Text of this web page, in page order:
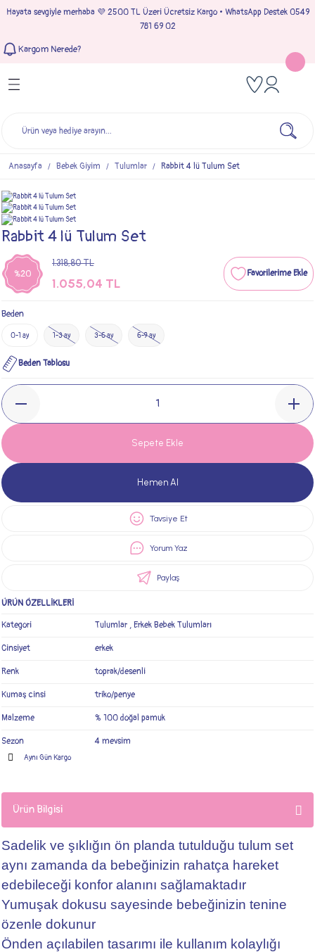
Hayata sevgiyle merhaba 💜 2500 TL Üzeri Ücretsiz Kargo • WhatsApp Destek 0549
781 69 02
Kargom Nerede?
Geri Dön
Geri Dön
Geri Dön
Geri Dön
Anasayfa Bebek Giyim Tulumlar Rabbit 4 lü Tulum Set
Rabbit 4 lü Tulum Set
%20
1.318,80 TL
1.055,04 TL
Beden
0-1 ay 1-3 ay 3-6 ay 6-9 ay
Beden Tablosu
Sepete Ekle
Hemen Al
Tavsiye Et
Yorum Yaz
Paylaş
ÜRÜN ÖZELLİKLERİ
Kategori Tulumlar ,Erkek Bebek Tulumları
Cinsiyet erkek
Renk toprak/desenli
Kumaş cinsi triko/penye
Malzeme % 100 doğal pamuk
Sezon 4 mevsim
Aynı Gün Kargo
Ürün Bilgisi
Sadelik ve şıklığın ön planda tutulduğu tulum set
aynı zamanda da bebeğinizin rahatça hareket
edebileceği konfor alanını sağlamaktadır
Yumuşak dokusu sayesinde bebeğinizin tenine
özenle dokunur
Önden açılabilen tasarımı ile kullanım kolaylığı